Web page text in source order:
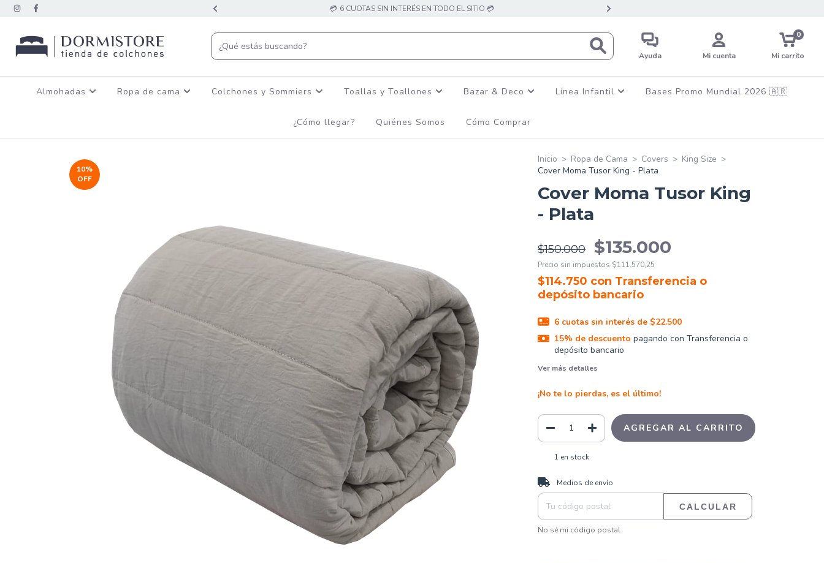
TRANSFERENCIA BANCARIA 💳 6 CUOTAS SIN INTERÉS EN TODO EL SITIO 💳
Ayuda Mi cuenta Mi carrito
0
Almohadas Ropa de cama Colchones y Sommiers Toallas y Toallones Bazar & Deco Línea Infantil Bases Promo Mundial 2026 🇦🇷
¿Cómo llegar? Quiénes Somos Cómo Comprar
10%
OFF
Inicio > Ropa de Cama > Covers > King Size >
Cover Moma Tusor King - Plata
Cover Moma Tusor King
- Plata
$150.000 $135.000
Precio sin impuestos $111.570,25
$114.750 con Transferencia o
depósito bancario
6 cuotas sin interés de $22.500
15% de descuento pagando con Transferencia o
depósito bancario
Ver más detalles
¡No te lo pierdas, es el último!
1 en stock
Entregas para el CP:
Medios de envío
CALCULAR
No sé mi código postal